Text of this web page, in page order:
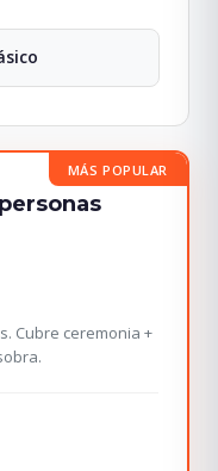
MÁS POPULAR
Cubre ceremonia +